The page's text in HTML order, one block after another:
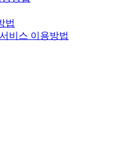
법
비스 이용방법